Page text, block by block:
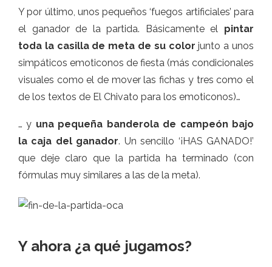
Y por último, unos pequeños ‘fuegos artificiales’ para
el ganador de la partida. Básicamente el pintar
toda la casilla de meta de su color junto a unos
simpáticos emoticonos de fiesta (más condicionales
visuales como el de mover las fichas y tres como el
de los textos de El Chivato para los emoticonos)…
… y una pequeña banderola de campeón bajo
la caja del ganador. Un sencillo ‘¡HAS GANADO!’
que deje claro que la partida ha terminado (con
fórmulas muy similares a las de la meta).
Y ahora ¿a qué jugamos?